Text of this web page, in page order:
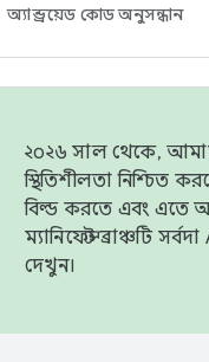
অ্যান্ড্রয়েড কোড অনুসন্ধান
২০২৬ সাল থেকে,
স্থিতিশীলতা নিশ্চিত
বিল্ড করতে এবং এতে
ম্যানিফেস্ট ব্রাঞ্চটি
দেখুন।